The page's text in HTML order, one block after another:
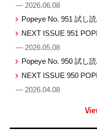
— 2026.06.08
Popeye No. 951 試し
NEXT ISSUE 951
— 2026.05.08
Popeye No. 950 試し
NEXT ISSUE 950
— 2026.04.08